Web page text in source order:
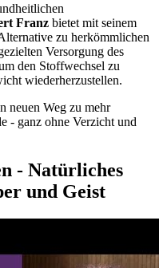
Franz bietet mit seinem
zu herkömmlichen
Versorgung des
den Stoffwechsel zu
wiederherzustellen.
neuen Weg zu mehr
- ganz ohne Verzicht und
- Natürliches
und Geist